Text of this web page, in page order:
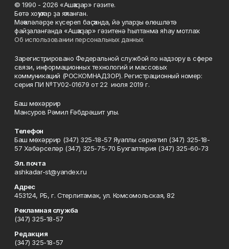
© 1990 - 2026 «Ашҡаҙар» гәзите.
Бөтә хоҡуҡтар ҙа яҡланған.
Мәҡәләләрҙе күсереп баҫҡанда, йә уларҙы өлөшләтә
файҙаланғанда «Ашҡаҙар» гәзитенә һылтанма яһау мотлаҡ.
Об использовании персональных данных
Зарегистрировано Федеральной службой по надзору в сфере
связи, информационных технологий и массовых
коммуникаций (РОСКОМНАДЗОР). Регистрационный номер:
серия ПИ №ТУ02-01679 от 22 июля 2019 г.
Баш мөхәррир
Мансуров Рәмил Ғәбдрәшит улы.
Телефон
Баш мөхәррир (347) 325-18-57 Яуаплы сәркәтип (347) 325-18-
57 Хәбәрселәр (347) 325-75-70 Бухгалтерия (347) 325-60-73
Эл. почта
ashkadar-st@yandex.ru
Адрес
453124, РБ, г. Стерлитамак, ул. Комсомольская, 82
Рекламная служба
(347) 325-18-57
Редакция
(347) 325-18-57